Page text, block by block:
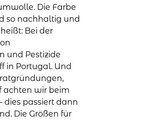
Die Farbe
so nachhaltig und
Bei der
und Pestizide
in Portugal. Und
achten wir beim
dies passiert dann
Die Größen für